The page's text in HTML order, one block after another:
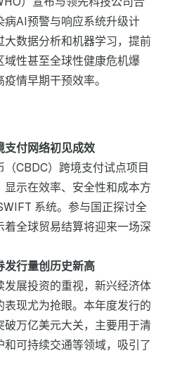
病AI预警与响应系统升级计
大数据分析和机器学习，提前
域性甚至全球性健康危机爆
情早期干预效率。
支付网络初见成效
（CBDC）跨境支付试点项目
显示在效率、安全性和成本方
系统。参与国正探讨全
着全球贸易结算将迎来一场深
发行量创历史新高
发展投资的重视，新兴经济体
表现尤为抢眼。本年度发行的
破万亿美元大关，主要用于清
和可持续交通等领域，吸引了